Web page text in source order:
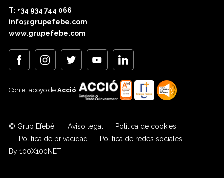
T: +34 934 744 066
info@grupefebe.com
www.grupefebe.com
Con el apoyo de Acció
© Grup Efebé. Aviso legal
Política de cookies
Política de privacidad
Política de redes sociales
By 100X100NET